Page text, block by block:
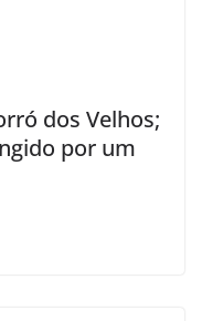
dos Velhos;
por um